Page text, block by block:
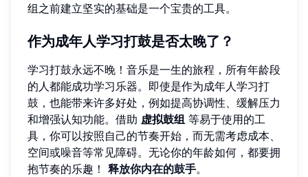
组之前建立坚实的基础是一个宝贵的工具。
作为成年人学习打鼓是否太晚了？
学习打鼓永远不晚！音乐是一生的旅程，所有年龄段
的人都能成功学习乐器。即使是作为成年人学习打
鼓，也能带来许多好处，例如提高协调性、缓解压力
和增强认知功能。借助 虚拟鼓组 等易于使用的工
具，你可以按照自己的节奏开始，而无需考虑成本、
空间或噪音等常见障碍。无论你的年龄如何，都要拥
抱节奏的乐趣！ 释放你内在的鼓手。